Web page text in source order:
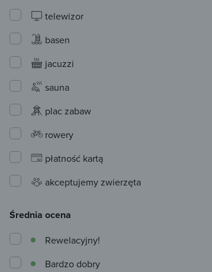
telewizor
basen
jacuzzi
sauna
plac zabaw
rowery
płatność kartą
akceptujemy zwierzęta
Średnia ocena
Bardzo dobry
Rewelacyjny!